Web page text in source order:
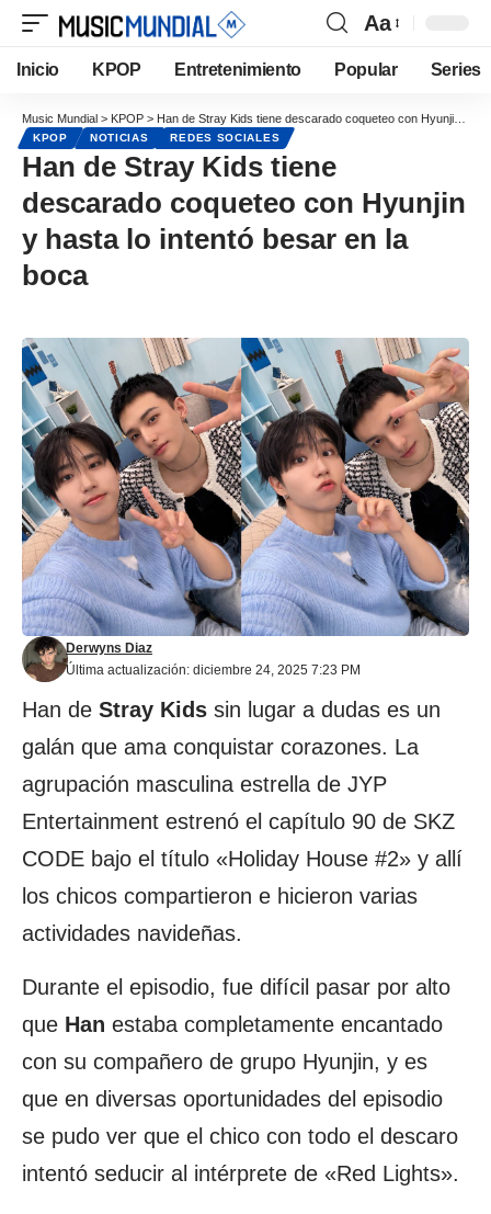
Aa
Inicio KPOP Entretenimiento Popular Series
Music Mundial > KPOP > Han de Stray Kids tiene descarado coqueteo con Hyunjin y hasta lo intentó besar en la boca
KPOP NOTICIAS REDES SOCIALES
Han de Stray Kids tiene
descarado coqueteo con Hyunjin
y hasta lo intentó besar en la
boca
Última actualización: diciembre 24, 2025 7:23 PM
Derwyns Diaz
Han de Stray Kids sin lugar a dudas es un
galán que ama conquistar corazones. La
agrupación masculina estrella de JYP
Entertainment estrenó el capítulo 90 de SKZ
CODE bajo el título «Holiday House #2» y allí
los chicos compartieron e hicieron varias
actividades navideñas.
Durante el episodio, fue difícil pasar por alto
que Han estaba completamente encantado
con su compañero de grupo Hyunjin, y es
que en diversas oportunidades del episodio
se pudo ver que el chico con todo el descaro
intentó seducir al intérprete de «Red Lights».